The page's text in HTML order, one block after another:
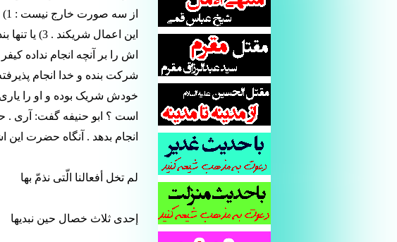
این اعمال
اش را بر آنچه انجام نداده
شرکت بنده و خدا انجام
خودش شریک بوده و او را
است ؟ ابو حنیفه گفت: آری .
انجام بدهد . آنگاه حضرت این
لم تخل أفعالنا الّتی نذمّ بها
إحدی ثلاث خصال حین نبدیها